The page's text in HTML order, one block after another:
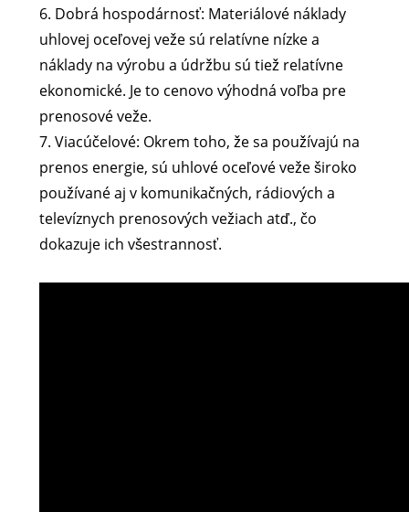
6. Dobrá hospodárnosť: Materiálové náklady
uhlovej oceľovej veže sú relatívne nízke a
náklady na výrobu a údržbu sú tiež relatívne
ekonomické. Je to cenovo výhodná voľba pre
prenosové veže.
7. Viacúčelové: Okrem toho, že sa používajú na
prenos energie, sú uhlové oceľové veže široko
používané aj v komunikačných, rádiových a
televíznych prenosových vežiach atď., čo
dokazuje ich všestrannosť.